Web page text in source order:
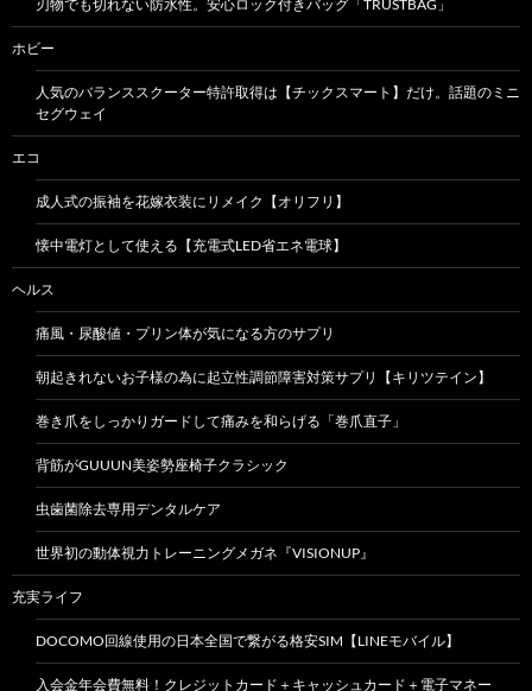
刃物でも切れない防水性。安心ロック付きバッグ「TRUSTBAG」
ホビー
人気のバランススクーター特許取得は【チックスマート】だけ。話題のミニ
セグウェイ
エコ
成人式の振袖を花嫁衣装にリメイク【オリフリ】
懐中電灯として使える【充電式LED省エネ電球】
ヘルス
痛風・尿酸値・プリン体が気になる方のサプリ
朝起きれないお子様の為に起立性調節障害対策サプリ【キリツテイン】
巻き爪をしっかりガードして痛みを和らげる「巻爪直子」
背筋がGUUUN美姿勢座椅子クラシック
虫歯菌除去専用デンタルケア
世界初の動体視力トレーニングメガネ『VISIONUP』
充実ライフ
DOCOMO回線使用の日本全国で繋がる格安SIM【LINEモバイル】
入会金年会費無料！クレジットカード＋キャッシュカード＋電子マネー